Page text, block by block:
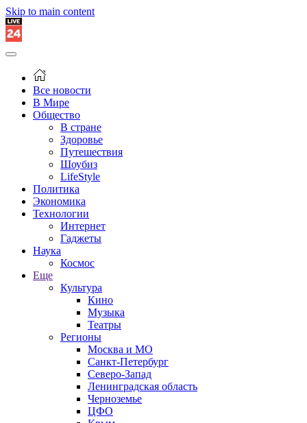
Skip to main content
Все новости
В Мире
Общество
В стране
Здоровье
Путешествия
Шоубиз
LifeStyle
Политика
Экономика
Технологии
Интернет
Гаджеты
Наука
Космос
Еще
Культура
Кино
Музыка
Театры
Регионы
Москва и МО
Санкт-Петербург
Северо-Запад
Ленинградская область
Черноземье
ЦФО